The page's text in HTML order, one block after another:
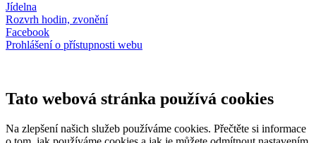
Jídelna
Rozvrh hodin, zvonění
Facebook
Prohlášení o přístupnosti webu
Tato webová stránka používá cookies
Na zlepšení našich služeb používáme cookies. Přečtěte si informace